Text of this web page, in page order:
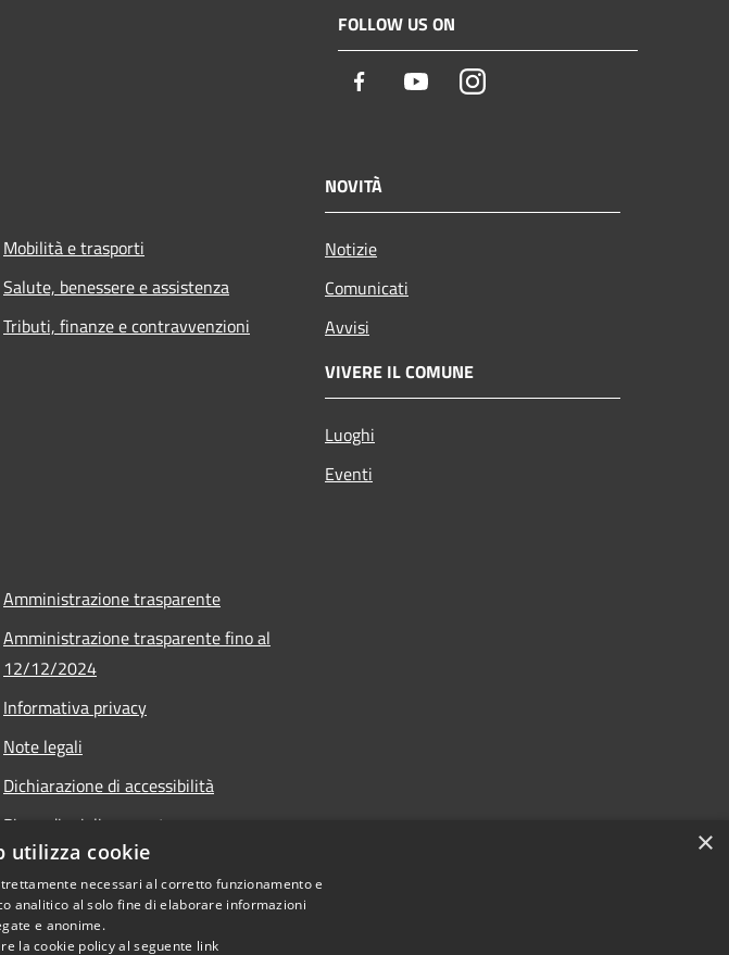
FOLLOW US ON
Facebook YoutubeInstagram
Mobilità e trasporti
Salute, benessere e assistenza
Tributi, finanze e contravvenzioni
NOVITÀ
Notizie
Comunicati
Avvisi
VIVERE IL COMUNE
Luoghi
Eventi
Amministrazione trasparente
Amministrazione trasparente fino al
12/12/2024
Informativa privacy
Note legali
Dichiarazione di accessibilità
Piano di miglioramento
×
utilizza cookie
necessari al corretto funzionamento e
analitico al solo fine di elaborare informazioni
e anonime.
la cookie policy al seguente link